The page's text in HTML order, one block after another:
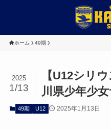
ホーム 49期
【U12シリ
川県少年少
2025
1/13
49期 U12 2025年1月13日